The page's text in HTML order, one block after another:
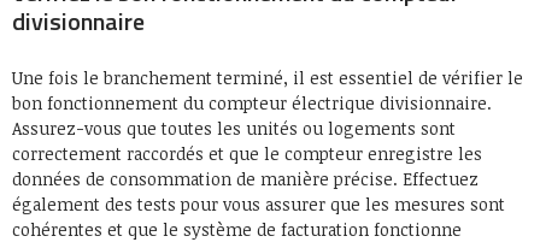
divisionnaire
Une fois le branchement terminé, il est essentiel de vérifier le
bon fonctionnement du compteur électrique divisionnaire.
Assurez-vous que toutes les unités ou logements sont
correctement raccordés et que le compteur enregistre les
données de consommation de manière précise. Effectuez
également des tests pour vous assurer que les mesures sont
cohérentes et que le système de facturation fonctionne